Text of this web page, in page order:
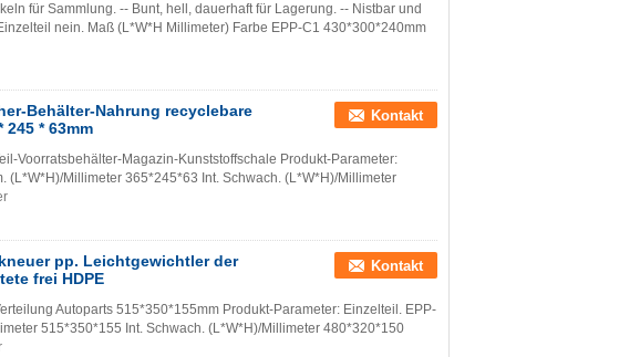
für Sammlung. -- Bunt, hell, dauerhaft für Lagerung. -- Nistbar und
nein. Maß (L*W*H Millimeter) Farbe EPP-C1 430*300*240mm
Behälter-Nahrung recyclebare
* 63mm
Kontakt
Voorratsbehälter-Magazin-Kunststoffschale Produkt-Parameter:
(L*W*H)/Millimeter 365*245*63 Int. Schwach. (L*W*H)/Millimeter
pp. Leichtgewichtler der
frei HDPE
Kontakt
Autoparts 515*350*155mm Produkt-Parameter: Einzelteil. EPP-
515*350*155 Int. Schwach. (L*W*H)/Millimeter 480*320*150